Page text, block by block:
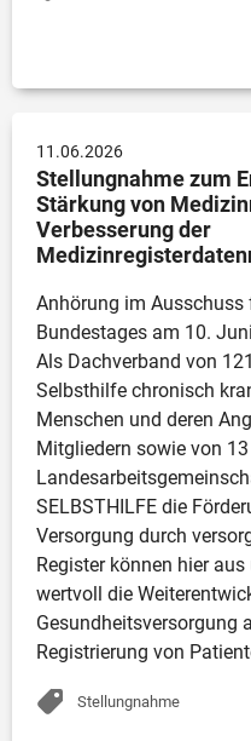
11.06.2026
Stellungnahme zum
Stärkung von
Verbesserung der
Anhörung im Ausschuss
Bundestages am 10.
Als Dachverband von
Selbsthilfe chronisch
Menschen und deren
Mitgliedern sowie von 13
SELBSTHILFE die
Versorgung durch
Register können hier
wertvoll die
Gesundheitsversorgung
Registrierung von
Stellungnahme